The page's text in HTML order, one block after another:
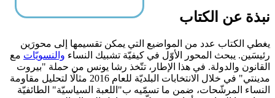
نبذة عن الكتاب
يغطي الكتاب عدد من المواضيع التي يمكن تقسيمها إلى محورَين
رئيسَين. يبحث المحور الأوّل في كيفيّة تشبيك النساء والنسويّات مع
القانون والدولة. في هذا الإطار، تتّخذ رشا يونس من حملة "بيروت
مدينتي" في خلال الانتخابات البلديّة للعام 2016 مثالًا لتحليل مقاومة
النساء المرشّحات، ضمن ما تسمّيه ب"اللعبة السياسيّة" الطائفيّة